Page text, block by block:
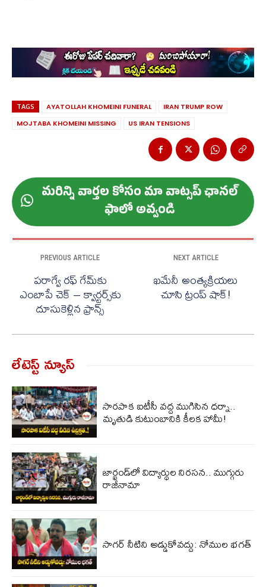
TAGS AYATOLLAH KHOMEINI FUNERAL
IRAN TRUMP ROW
MOJTABA KHOMEINI MISSING
US IRAN TENSIONS
మ‌రిన్ని వార్త‌ల కోసం మా వాట్స‌ప్ ఛాన‌ల్
ఫాలో అవ్వండి
PREVIOUS ARTICLE
పరాగ్వే రఫ్ గేమ్‌కు
ఎంబాపే చెక్ – క్వార్టర్స్‌కు
దూసుకెళ్లిన ఫ్రాన్స్
NEXT ARTICLE
ఖ‌మేనీ అంత్య‌క్రియ‌లు
చూసి ట్రంప్ షాక్‌!
లేటెస్ట్ న్యూస్‌
సారపాక ఐటీసీ వద్ద ముగిసిన ధర్నా..
మృతుడి కుటుంబానికి కీలక హామీ!
జార్ఖండ్‌లో విద్యార్థుల నిరసన.. ముగ్గురు
రాజీనామా
సాగర్ నీటిని అడ్డుకోవద్దు: నోముల భగత్